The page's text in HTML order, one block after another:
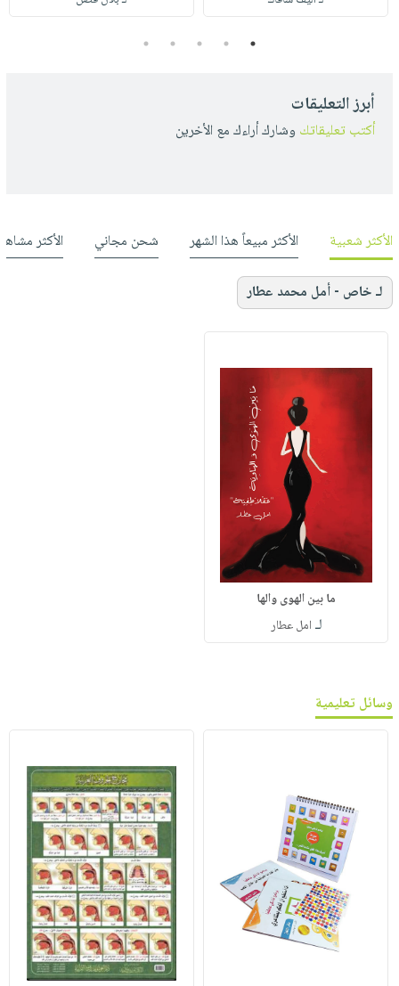
1
2
3
4
5
أبرز التعليقات
أكتب تعليقاتك وشارك أراءك مع الأخرين
الأكثر شعبية الأكثر مبيعاً هذا الشهر شحن مجاني الأكثر
لـ خاص - أمل محمد عطار
ما بين الهوى والها
لـ امل عطار
وسائل تعليمية